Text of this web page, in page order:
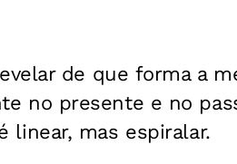
de que forma a
no presente e no
linear, mas espiralar.